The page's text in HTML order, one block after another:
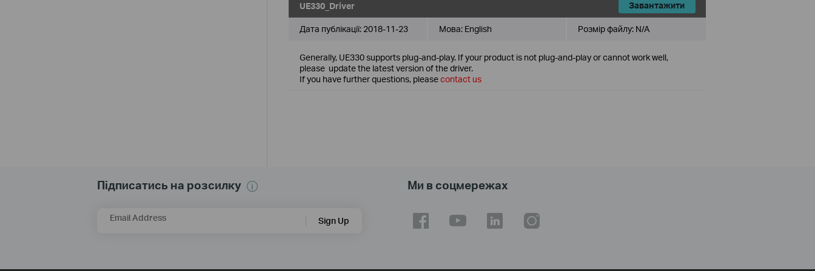
UE330_Driver Завантажити
Дата публікації: 2018-11-23 Мова: English Розмір файлу: N/A
Generally, UE330 supports plug-and-play. If your product is not plug-and-play or cannot work well,
please update the latest version of the driver.
If you have further questions, pleasecontact us
Підписатись на розсилку
Email Address Sign Up
Ми в соцмережах